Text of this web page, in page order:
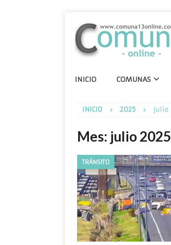
INICIO COMUNAS
INICIO 2025 julio
Mes: julio 2025
TRÁNSITO